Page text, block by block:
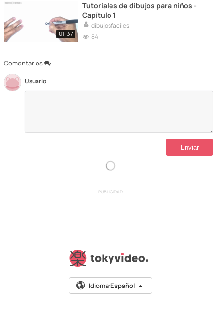
Comentarios
Usuario
01:37
Tutoriales de dibujos para niños -
Capítulo 1
dibujosfaciles
84
PUBLICIDAD
Idioma:Español